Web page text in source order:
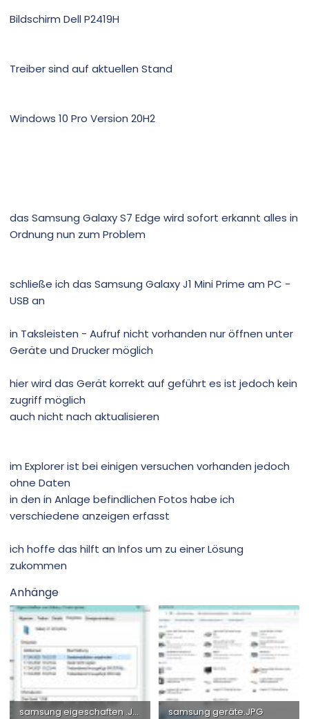
Bildschirm Dell P2419H
Treiber sind auf aktuellen Stand
Windows 10 Pro Version 20H2
das Samsung Galaxy S7 Edge wird sofort erkannt alles in
Ordnung nun zum Problem
schließe ich das Samsung Galaxy J1 Mini Prime am PC -
USB an
in Taksleisten - Aufruf nicht vorhanden nur öffnen unter
Geräte und Drucker möglich
hier wird das Gerät korrekt auf geführt es ist jedoch kein
zugriff möglich
auch nicht nach aktualisieren
im Explorer ist bei einigen versuchen vorhanden jedoch
ohne Daten
in den in Anlage befindlichen Fotos habe ich
verschiedene anzeigen erfasst
ich hoffe das hilft an Infos um zu einer Lösung
zukommen
Anhänge
samsung eigeschaften .JPG
samsung geräte.JPG